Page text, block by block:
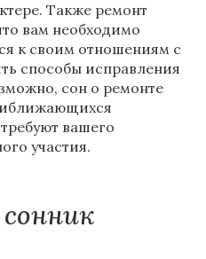
Также ремонт
вам необходимо
к своим отношениям с
способы исправления
сон о ремонте
вашего
участия.